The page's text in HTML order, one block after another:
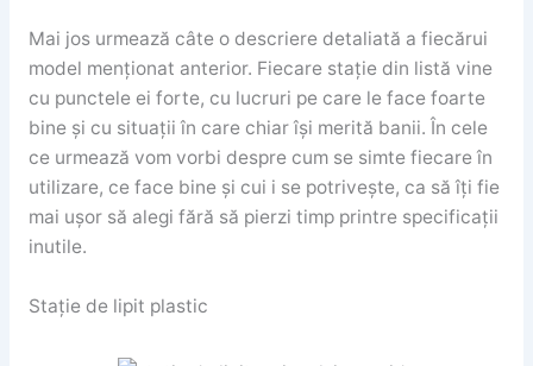
Mai jos urmează câte o descriere detaliată a fiecărui
model menționat anterior. Fiecare stație din listă vine
cu punctele ei forte, cu lucruri pe care le face foarte
bine și cu situații în care chiar își merită banii. În cele
ce urmează vom vorbi despre cum se simte fiecare în
utilizare, ce face bine și cui i se potrivește, ca să îți fie
mai ușor să alegi fără să pierzi timp printre specificații
inutile.
Stație de lipit plastic